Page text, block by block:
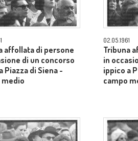
affollata di persone
di un concorso
Piazza di Siena -
medio
02.05.1961
Tribuna
in
ippico a
campo